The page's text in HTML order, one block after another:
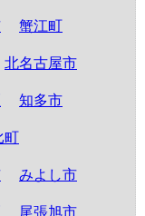
蟹江町
北名古屋市
知多市
町
みよし市
尾張旭市